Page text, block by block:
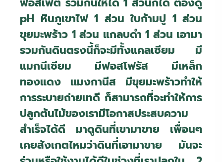
pH หินภูเขาไฟ 1 ส่วน ใบก้ามปู 1 ส่วน
ขุยมะพร้าว 1 ส่วน แกลบดำ 1 ส่วน เอามา
รวมกันดินตรงนี้ก็จะมีทั้งแคลเซียม มี
แมกนีเซียม มีฟอสโฟรัส มีเหล็ก
ทองแดง แมงกานีส มีขุยมะพร้าวทำให้
การระบายถ่ายเทดี ก็สามารถที่จะทำให้การ
ปลูกต้นไม้ของเรามีโอกาสประสบความ
สำเร็จได้ดี มาดูดินที่เขามาขาย เพื่อนๆ
เคยสังเกตไหมว่าดินที่เอามาขาย มันจะ